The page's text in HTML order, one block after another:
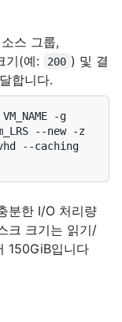
스 그룹,
기(예:
200 ) 및 결
합니다.
-g
--new -z
--caching
분한 I/O 처리량
크 크기는 읽기/
150GiB입니다